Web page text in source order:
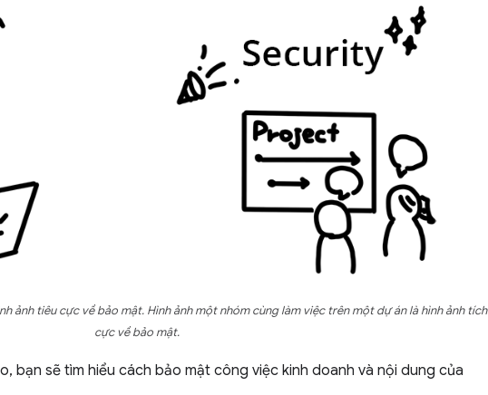
ảnh tiêu cực về bảo mật. Hình ảnh một nhóm cùng làm việc trên một dự án là hình ảnh tích
cực về bảo mật.
bạn sẽ tìm hiểu cách bảo mật công việc kinh doanh và nội dung của